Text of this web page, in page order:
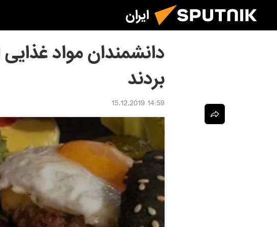
ایران
دانشمندان مواد غذایی
بردند
14:59 15.12.2019